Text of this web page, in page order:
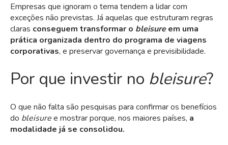
Empresas que ignoram o tema tendem a lidar com
exceções não previstas. Já aquelas que estruturam regras
claras conseguem transformar o bleisureem uma
prática organizada dentro do programa de viagens
corporativas, e preservar governança e previsibilidade.
Por que investir no bleisure?
O que não falta são pesquisas para confirmar os benefícios
do bleisuree mostrar porque, nos maiores países, a
modalidade já se consolidou.